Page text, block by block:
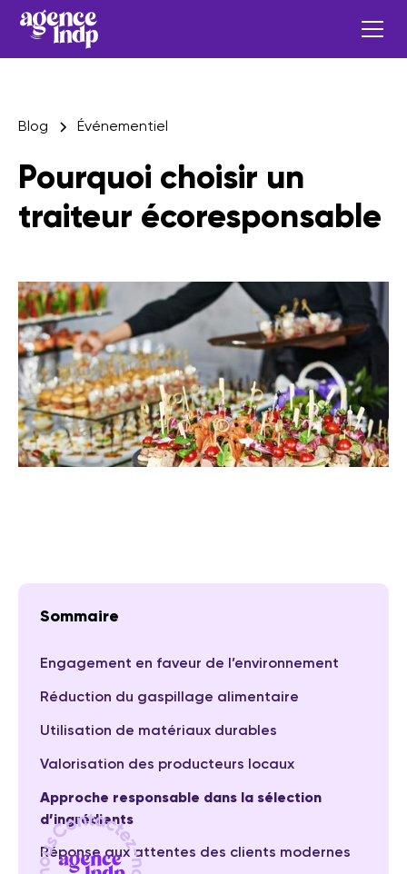
Blog Événementiel
Pourquoi choisir un
traiteur écoresponsable
Sommaire
Engagement en faveur de l’environnement
Réduction du gaspillage alimentaire
Utilisation de matériaux durables
Valorisation des producteurs locaux
Approche responsable dans la sélection
d’ingrédients
Réponse aux attentes des clients modernes